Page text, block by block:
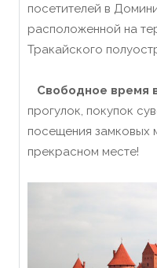
посетителей в
расположенной на
Тракайского
Свободное время
прогулок, покупок
посещения замковых
прекрасном месте!